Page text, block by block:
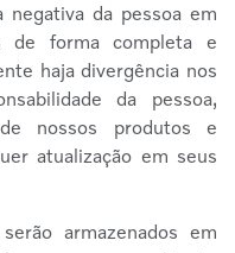
negativa da pessoa em
de forma completa e
haja divergência nos
da pessoa,
nossos produtos e
atualização em seus
armazenados em